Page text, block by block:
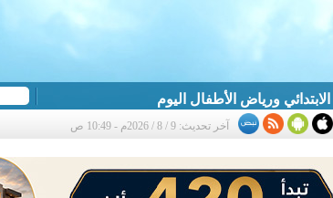
ورياض الأطفال اليوم
آخر تحديث: 9 / 8 / 2026م - 10:49 ص